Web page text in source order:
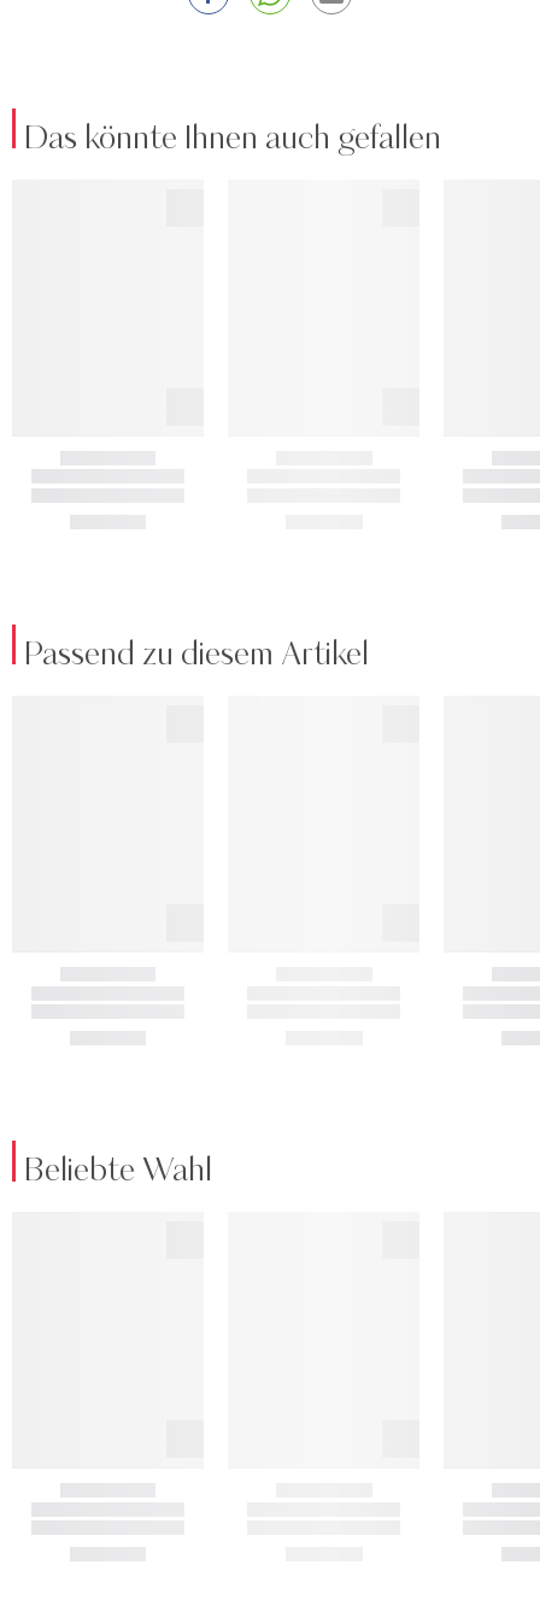
Das könnte Ihnen auch gefallen
Passend zu diesem Artikel
Beliebte Wahl